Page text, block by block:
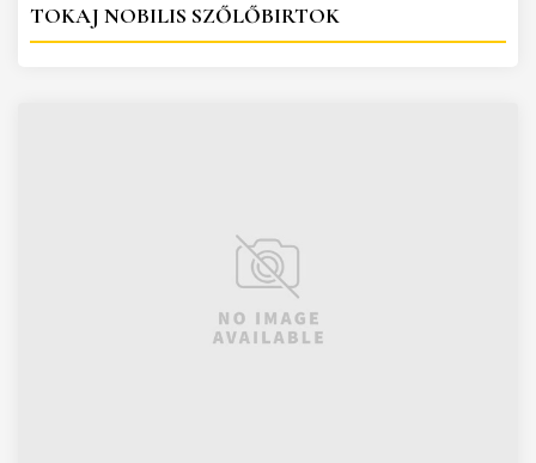
TOKAJ NOBILIS SZŐLŐBIRTOK